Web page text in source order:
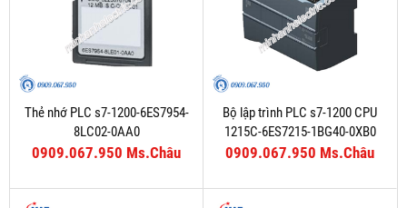
Thẻ nhớ PLC s7-1200-6ES7954-
8LC02-0AA0
0909.067.950 Ms.Châu
Bộ lập trình PLC s7-1200 CPU
1215C-6ES7215-1BG40-0XB0
0909.067.950 Ms.Châu